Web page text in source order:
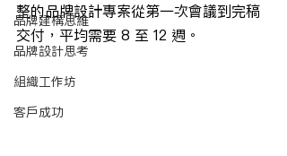
品牌建構思維
品牌設計思考
組織工作坊
客戶成功
整的品牌設計專案從第一次會議到完稿
交付，平均需要 8 至 12 週。